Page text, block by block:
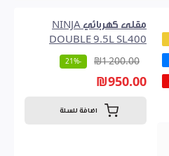
مقلى كهربائي NINJA
DOUBLE 9.5L SL400
₪1 200.00
-21%
₪950.00
اضافة للسلة